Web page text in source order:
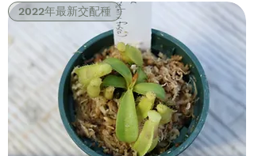
2022年最新交配種